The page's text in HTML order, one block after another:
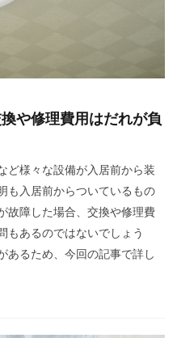
や修理費用はだれが負
ど様々な設備が入居前から装
も入居前からついているもの
故障した場合、交換や修理費
もあるのではないでしょう
あるため、今回の記事で詳し